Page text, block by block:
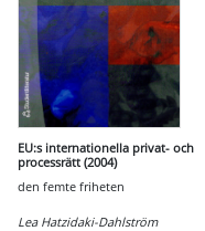
EU:s internationella privat- och
processrätt (2004)
den femte friheten
Lea Hatzidaki-Dahlström